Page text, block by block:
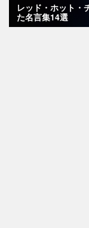
レッド・ホット・
た名言集14選